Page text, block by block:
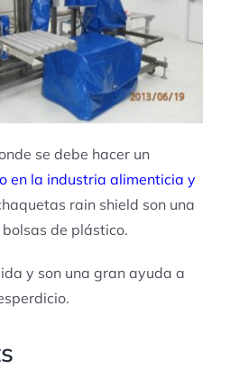
se debe hacer un
en la industria alimenticia y
rain shield son una
de plástico.
y son una gran ayuda a